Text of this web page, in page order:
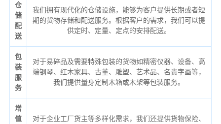
仓
储
配
送
我们拥有现代化的仓储设施，能够为客户提供长期或者短
期的货物存储和配送服务。根据客户的需求，我们可以提
供定时、定量、定点的安排配送。
包
装
服
务
对于易碎品及需要特殊包装的货物如精密仪器、设备、高
端钢琴、红木家具、古董、雕塑、艺术品、名贵字画等，
我们提供量身定制木箱或木架等包装服务。
增
值
对于企业工厂货主等多样化需求，我们还提供货物保险、